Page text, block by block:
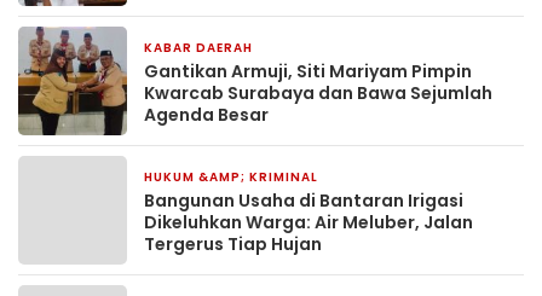
KABAR DAERAH
Gantikan Armuji, Siti Mariyam Pimpin
Kwarcab Surabaya dan Bawa Sejumlah
Agenda Besar
HUKUM &AMP; KRIMINAL
Bangunan Usaha di Bantaran Irigasi
Dikeluhkan Warga: Air Meluber, Jalan
Tergerus Tiap Hujan